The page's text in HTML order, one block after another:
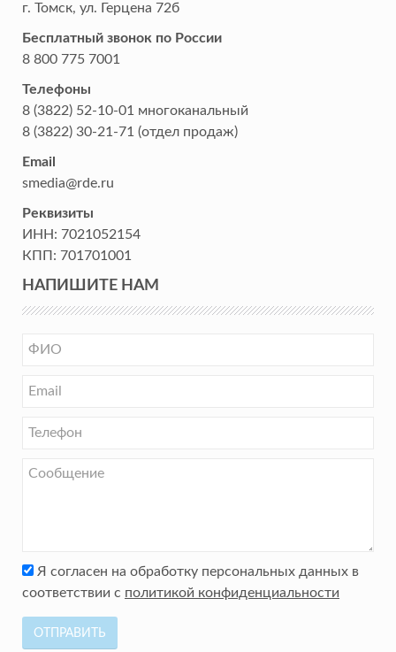
г. Томск, ул. Герцена 72б
Бесплатный звонок по России
8 800 775 7001
Телефоны
8 (3822) 52-10-01 многоканальный
8 (3822) 30-21-71 (отдел продаж)
Email
smedia@rde.ru
Реквизиты
ИНН: 7021052154
КПП: 701701001
НАПИШИТЕ НАМ
Я согласен на обработку персональных данных в
соответствии с политикой конфиденциальности
ОТПРАВИТЬ